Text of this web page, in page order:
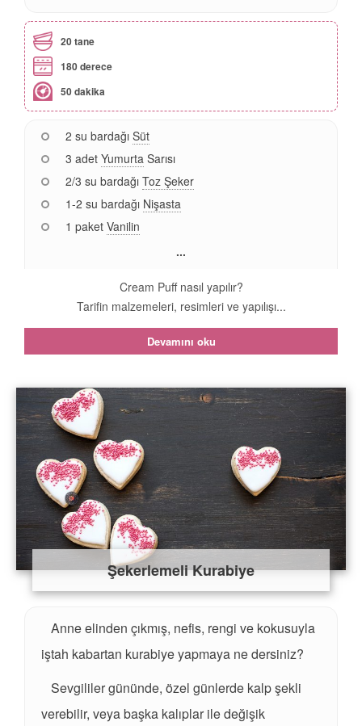
20 tane
180 derece
50 dakika
2 su bardağı Süt
3 adet Yumurta Sarısı
2/3 su bardağı Toz Şeker
1-2 su bardağı Nişasta
1 paket Vanilin
...
Cream Puff nasıl yapılır?
Tarifin malzemeleri, resimleri ve yapılışı...
Devamını oku
Şekerlemeli Kurabiye
Anne elinden çıkmış, nefis, rengi ve kokusuyla
iştah kabartan kurabiye yapmaya ne dersiniz?
Sevgililer gününde, özel günlerde kalp şekli
verebilir, veya başka kalıplar ile değişik